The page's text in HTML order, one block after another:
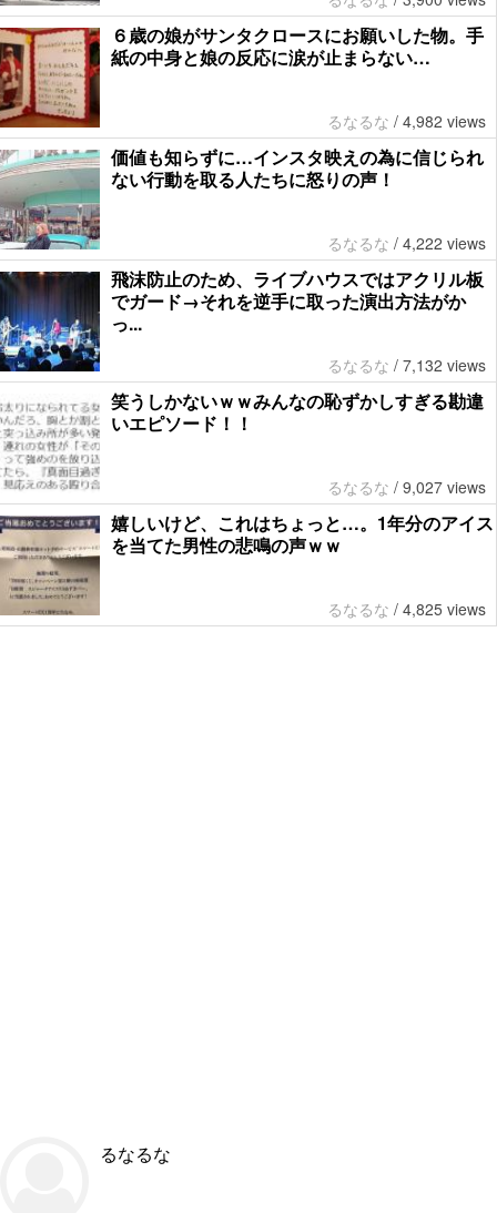
６歳の娘がサンタクロースにお願いした物。手
紙の中身と娘の反応に涙が止まらない…
るなるな / 4,982 views
価値も知らずに…インスタ映えの為に信じられ
ない行動を取る人たちに怒りの声！
るなるな / 4,222 views
飛沫防止のため、ライブハウスではアクリル板
でガード→それを逆手に取った演出方法がか
っ...
るなるな / 7,132 views
笑うしかないｗｗみんなの恥ずかしすぎる勘違
いエピソード！！
るなるな / 9,027 views
嬉しいけど、これはちょっと…。1年分のアイス
を当てた男性の悲鳴の声ｗｗ
るなるな / 4,825 views
るなるな